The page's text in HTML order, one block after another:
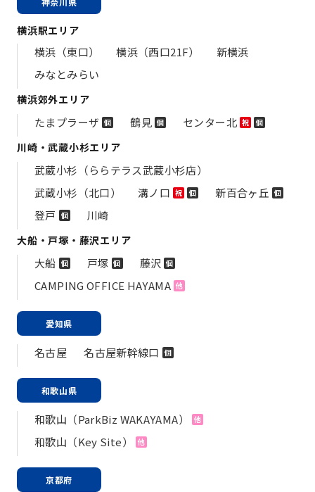
横浜駅エリア
横浜（東口） 横浜（西口21F）
新横浜
みなとみらい
横浜郊外エリア
たまプラーザ 個 鶴見 個 センター北 祝 個
川崎・武蔵小杉エリア
武蔵小杉（ららテラス武蔵小杉店）
武蔵小杉（北口）
溝ノ口 祝 個 新百合ヶ丘 個
登戸 個 川崎
大船・戸塚・藤沢エリア
大船 個 戸塚 個 藤沢 個
CAMPING OFFICE HAYAMA 他
愛知県
名古屋 名古屋新幹線口 個
和歌山県
和歌山（ParkBiz WAKAYAMA） 他
和歌山（Key Site） 他
京都府